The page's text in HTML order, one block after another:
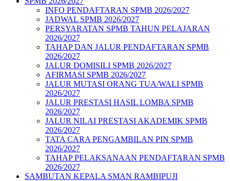
INFO PENDAFTARAN SPMB 2026/2027
JADWAL SPMB 2026/2027
PERSYARATAN SPMB TAHUN PELAJARAN
2026/2027
TAHAP DAN JALUR PENDAFTARAN SPMB
2026/2027
JALUR DOMISILI SPMB 2026/2027
AFIRMASI SPMB 2026/2027
JALUR MUTASI ORANG TUA/WALI SPMB
2026/2027
JALUR PRESTASI HASIL LOMBA SPMB
2026/2027
JALUR NILAI PRESTASI AKADEMIK SPMB
2026/2027
TATA CARA PENGAMBILAN PIN SPMB
2026/2027
TAHAP PELAKSANAAN PENDAFTARAN SPMB
2026/2027
SAMBUTAN KEPALA SMAN RAMBIPUJI